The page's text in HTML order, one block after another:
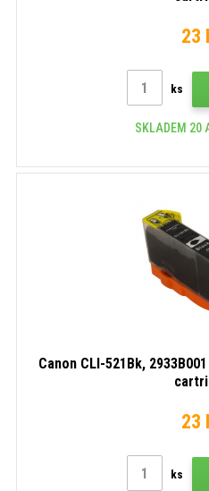
23
ks
SKLADEM 20
Canon CLI-521Bk,
23
ks